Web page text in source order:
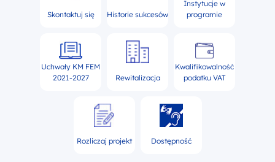
Skontaktuj się Historie sukcesów
Instytucje w
programie
Uchwały KM FEM
2021-2027
Rewitalizacja
Kwalifikowalność
podatku VAT
Rozliczaj projekt Dostępność